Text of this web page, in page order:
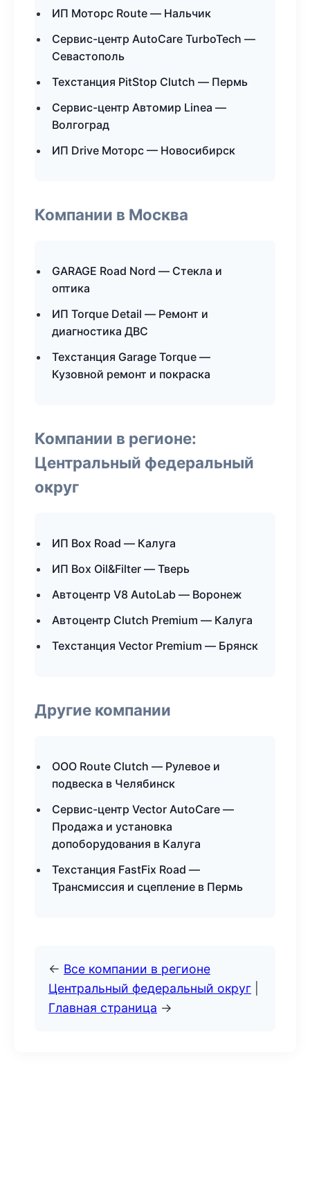
ИП Моторс Route — Нальчик
Сервис-центр AutoCare TurboTech —
Севастополь
Техстанция PitStop Clutch — Пермь
Сервис-центр Автомир Linea —
Волгоград
ИП Drive Моторс — Новосибирск
Компании в Москва
GARAGE Road Nord — Стекла и
оптика
ИП Torque Detail — Ремонт и
диагностика ДВС
Техстанция Garage Torque —
Кузовной ремонт и покраска
Компании в регионе:
Центральный федеральный
округ
ИП Box Road — Калуга
ИП Box Oil&Filter — Тверь
Автоцентр V8 AutoLab — Воронеж
Автоцентр Clutch Premium — Калуга
Техстанция Vector Premium — Брянск
Другие компании
ООО Route Clutch — Рулевое и
подвеска в Челябинск
Сервис-центр Vector AutoCare —
Продажа и установка
допоборудования в Калуга
Техстанция FastFix Road —
Трансмиссия и сцепление в Пермь
← Все компании в регионе
Центральный федеральный округ
Главная страница →